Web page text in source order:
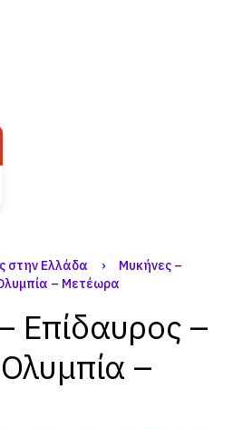
στην Ελλάδα ›
Μυκήνες –
– Μετέωρα
Επίδαυρος –
–